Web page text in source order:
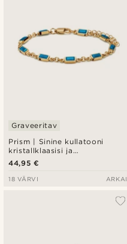
Prism | Sinine kullatooni
kristallklaasisi ja
poolvääriskiviga käevõru
Graveeritav
44,95 €
18 VÄRVI ARKAI